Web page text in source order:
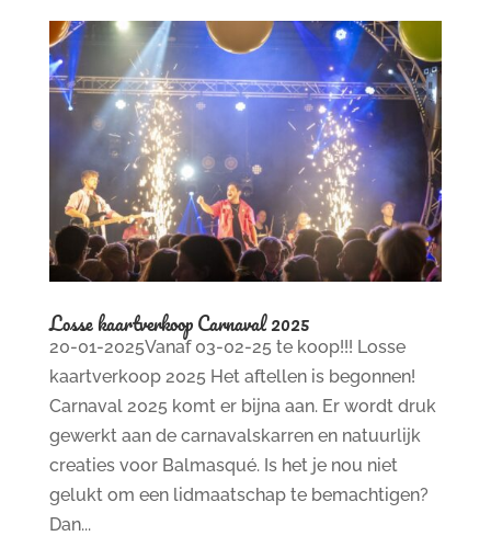
Losse kaartverkoop Carnaval 2025
20-01-2025Vanaf 03-02-25 te koop!!! Losse
kaartverkoop 2025 Het aftellen is begonnen!
Carnaval 2025 komt er bijna aan. Er wordt druk
gewerkt aan de carnavalskarren en natuurlijk
creaties voor Balmasqué. Is het je nou niet
gelukt om een lidmaatschap te bemachtigen?
Dan...